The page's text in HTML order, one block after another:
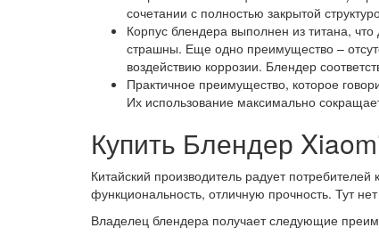
сочетании с полностью закрытой
Корпус блендера выполнен из титана,
страшны. Еще одно преимущество –
воздействию коррозии. Блендер
Практичное преимущество, которое
Их использование максимально
Купить Блендер
Китайский производитель радует
функциональность, отличную прочность. Тут
Владелец блендера получает следующие